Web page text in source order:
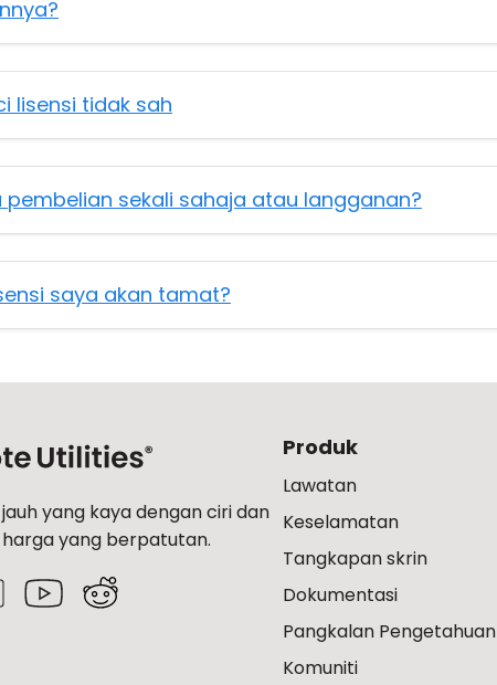
lisensi tidak sah
pembelian sekali sahaja atau langganan?
saya akan tamat?
yang kaya dengan ciri dan
yang berpatutan.
Produk
Lawatan
Keselamatan
Tangkapan skrin
Dokumentasi
Pangkalan Pengetahuan
Komuniti